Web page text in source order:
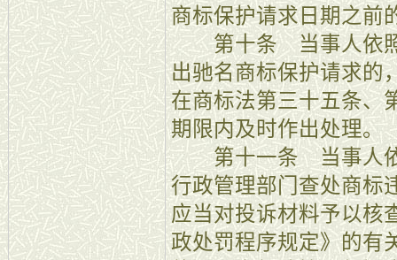
商标保护请求日期之前
第十条 当事人依照
出驰名商标保护请求的
在商标法第三十五条、
期限内及时作出处理。
第十一条 当事人依
行政管理部门查处商标
应当对投诉材料予以核
政处罚程序规定》的有